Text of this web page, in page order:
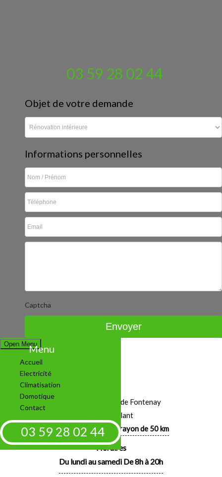
03 59 28 02 44
Objet de votre demande
Informations personnelles
Captcha
Open MenuMenu
Accueil
Electricité
Climatisation
Domotique
Contact
03 59 28 02 44
5 Rue de l'Abbaye de Fontenay
21240 Talant
Déplacement sur un rayon de 50 km
Horaires
Du lundi au samedi De 8h à 20h